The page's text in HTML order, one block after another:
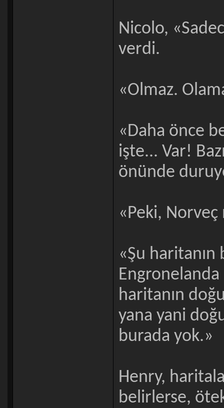
Nicolo,
verdi.
«Olmaz.
«Daha önce
işte... Var!
önünde
«Peki,
«Şu haritanın
haritanın
yana yani
burada yok.»
Henry,
belirlerse,